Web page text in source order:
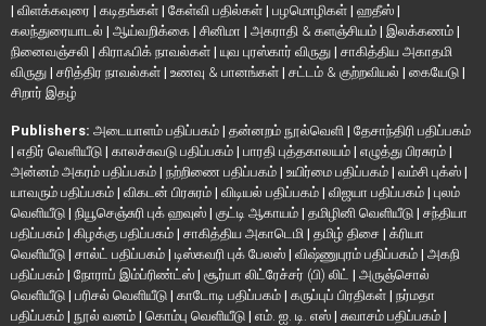
| விளக்கவுரை | கடிதங்கள் | கேள்வி பதில்கள் | பழமொழிகள் | ஹதீஸ் |
கலந்துரையாடல் | ஆய்வறிக்கை | சினிமா | அகராதி & களஞ்சியம் | இலக்கணம் |
நினைவஞ்சலி | கிராஃபிக் நாவல்கள் | யுவ புரஸ்கார் விருது | சாகித்திய அகாதமி
விருது | சரித்திர நாவல்கள் | உணவு & பானங்கள் | சட்டம் & குற்றவியல் | கையேடு |
சிறார் இதழ்
Publishers: அடையாளம் பதிப்பகம் | தன்னறம் நூல்வெளி | தேசாந்திரி பதிப்பகம்
| எதிர் வெளியீடு | காலச்சுவடு பதிப்பகம் | பாரதி புத்தகாலயம் | எழுத்து பிரசுரம் |
அன்னம் அகரம் பதிப்பகம் | நற்றிணை பதிப்பகம் | உயிர்மை பதிப்பகம் | வம்சி புக்ஸ் |
யாவரும் பதிப்பகம் | விகடன் பிரசுரம் | விடியல் பதிப்பகம் | விஜயா பதிப்பகம் | புலம்
வெளியீடு | நியூசெஞ்சுரி புக் ஹவுஸ் | குட்டி ஆகாயம் | தமிழினி வெளியீடு | சந்தியா
பதிப்பகம் | கிழக்கு பதிப்பகம் | சாகித்திய அகாடெமி | தமிழ் திசை | க்ரியா
வெளியீடு | சால்ட் பதிப்பகம் | டிஸ்கவரி புக் பேலஸ் | விஷ்ணுபுரம் பதிப்பகம் | அகநி
பதிப்பகம் | நோராப் இம்ப்ரிண்ட்ஸ் | சூர்யா லிட்ரேச்சர் (பி) லிட் | அருஞ்சொல்
வெளியீடு | பரிசல் வெளியீடு | காடோடி பதிப்பகம் | கருப்புப் பிரதிகள் | நர்மதா
பதிப்பகம் | நூல் வனம் | கொம்பு வெளியீடு | எம். ஐ. டி. எஸ் | சுவாசம் பதிப்பகம் |